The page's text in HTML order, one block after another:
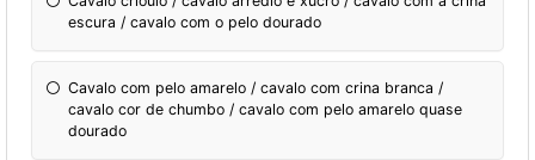
escura / cavalo com o pelo dourado
Cavalo com pelo amarelo / cavalo com crina branca /
cavalo cor de chumbo / cavalo com pelo amarelo quase
dourado